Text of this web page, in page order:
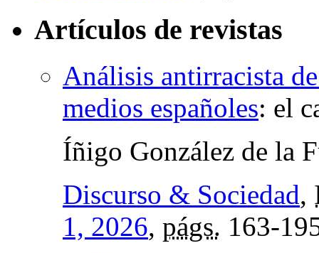
Artículos de revistas
Análisis antirracista
medios españoles: el
Íñigo González de la
Discurso & Sociedad,
1, 2026, págs. 163-